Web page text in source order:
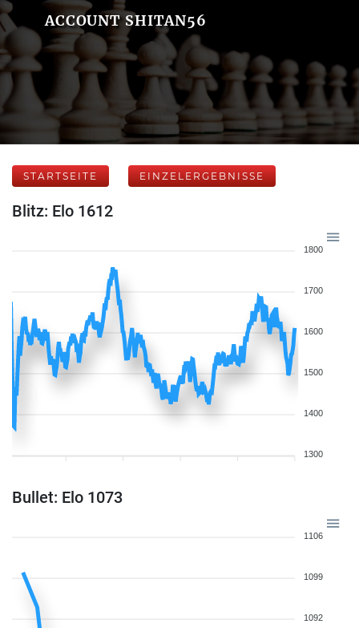
ACCOUNT SHITAN56
STARTSEITE EINZELERGEBNISSE
Blitz: Elo 1612
1800
1700
1600
1500
1400
1300
Bullet: Elo 1073
1106
1099
1092